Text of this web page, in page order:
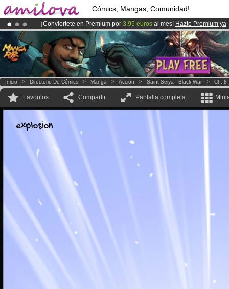
Cómics, Mangas, Comunidad!
¡Conviertete en Premium por 3.95 euros al mes! Hazte Premium ya
¡Ya tenemos 134393miembrosy 1208Cómics y Mangas!.
El Kickstarter Amilova está desormado lanzado!.
Inicio > Directorio De Cómics > Manga > Acción > Saint Seiya - Black War > Ch. 8
Favoritos Compartir Pantalla completa
explosion